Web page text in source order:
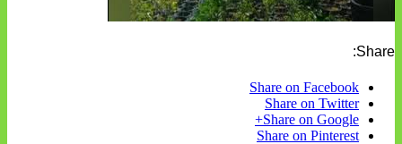
Share:
Share on Facebook
Share on Twitter
Share on Google+
Share on Pinterest